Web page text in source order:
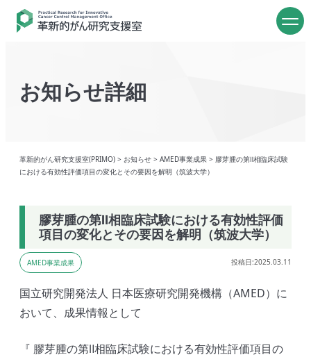
お知らせ詳細
革新的がん研究支援室(PRIMO) > お知らせ > AMED事業成果 > 膠芽腫の第Ⅱ相臨床試験
における有効性評価項目の変化とその要因を解明（筑波大学）
膠芽腫の第Ⅱ相臨床試験における有効性評価
項目の変化とその要因を解明（筑波大学）
AMED事業成果 投稿日:2025.03.11
国立研究開発法人 日本医療研究開発機構（AMED）に
おいて、成果情報として
『 膠芽腫の第Ⅱ相臨床試験における有効性評価項目の